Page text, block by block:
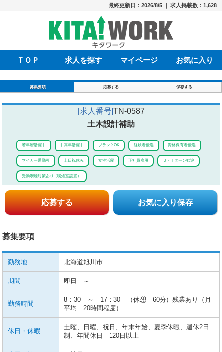
最終更新日：2026/8/5 ｜ 求人掲載数：1,628
ＴＯＰ 求人を探す マイページ お気に入り
募集要項 応募する 保存する
[求人番号]TN-0587
土木設計補助
若年層活躍中 中高年活躍中 ブランクOK 経験者優遇 資格保有者優遇
マイカー通勤可 土日祝休み 女性活躍 正社員雇用 Ｕ・Ｉターン歓迎
受動喫煙対策あり（喫煙室設置）
応募する お気に入り保存
募集要項
勤務地 北海道旭川市
期間 即日 ～
勤務時間
8：30 ～ 17：30 （休憩 60分）残業あり（月
平均 20時間程度）
休日・休暇
土曜、日曜、祝日、年末年始、夏季休暇、週休2日
制、年間休日 120日以上